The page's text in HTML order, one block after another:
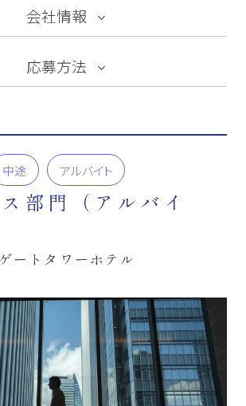
会社情報
応募方法
中途 アルバイト
部門（アルバイ
ートタワーホテル